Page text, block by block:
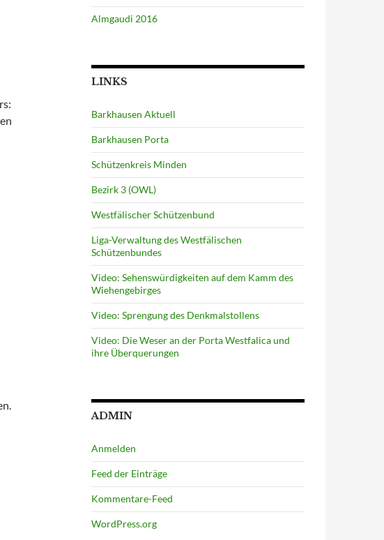
Almgaudi 2016
LINKS
Barkhausen Aktuell
Barkhausen Porta
Schützenkreis Minden
Bezirk 3 (OWL)
Westfälischer Schützenbund
Liga-Verwaltung des Westfälischen
Schützenbundes
Video: Sehenswürdigkeiten auf dem Kamm des
Wiehengebirges
Video: Sprengung des Denkmalstollens
Video: Die Weser an der Porta Westfalica und
ihre Überquerungen
ADMIN
Anmelden
Feed der Einträge
Kommentare-Feed
WordPress.org